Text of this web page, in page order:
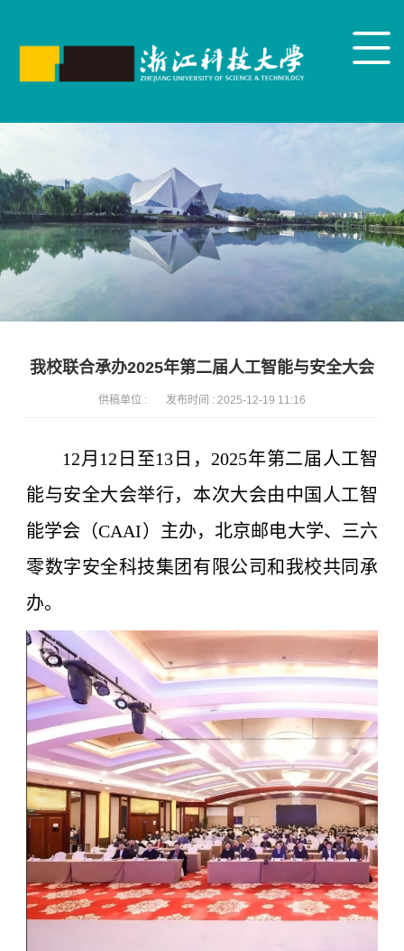
我校联合承办2025年第二届人工智能与安全大会
供稿单位 : 发布时间 : 2025-12-19 11:16
12月12日至13日，2025年第二届人工智
能与安全大会举行，本次大会由中国人工智
能学会（CAAI）主办，北京邮电大学、三六
零数字安全科技集团有限公司和我校共同承
办。